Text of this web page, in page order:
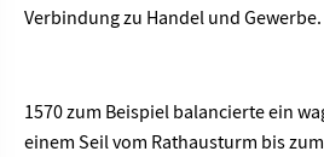
Verbindung zu Handel und Gewerbe.
1570 zum Beispiel balancierte ein
einem Seil vom Rathausturm bis